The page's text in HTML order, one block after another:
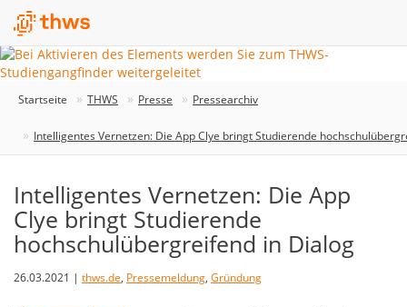
Startseite THWS Presse Pressearchiv
Intelligentes Vernetzen: Die App Clye bringt Studierende
Intelligentes Vernetzen: Die App
Clye bringt Studierende
hochschulübergreifend in Dialog
26.03.2021 | thws.de, Pressemeldung, Gründung